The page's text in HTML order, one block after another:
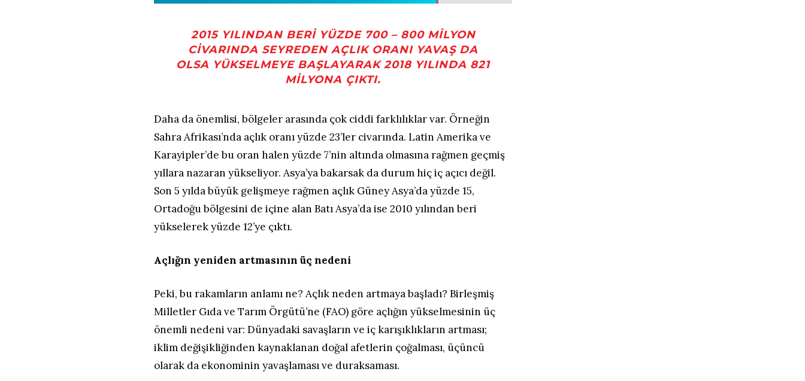
2015 YILINDAN BERI YÜZDE 700 – 800 MILYON
CIVARINDA SEYREDEN AÇLIK ORANI YAVAŞ DA
OLSA YÜKSELMEYE BAŞLAYARAK 2018 YILINDA 821
MILYONA ÇIKTI.
Daha da önemlisi, bölgeler arasında çok ciddi farklılıklar var. Örneğin
Sahra Afrikası’nda açlık oranı yüzde 23’ler civarında. Latin Amerika ve
Karayipler’de bu oran halen yüzde 7’nin altında olmasına rağmen geçmiş
yıllara nazaran yükseliyor. Asya’ya bakarsak da durum hiç iç açıcı değil.
Son 5 yılda büyük gelişmeye rağmen açlık Güney Asya’da yüzde 15,
Ortadoğu bölgesini de içine alan Batı Asya’da ise 2010 yılından beri
yükselerek yüzde 12’ye çıktı.
Açlığın yeniden artmasının üç nedeni
Peki, bu rakamların anlamı ne? Açlık neden artmaya başladı? Birleşmiş
Milletler Gıda ve Tarım Örgütü’ne (FAO) göre açlığın yükselmesinin üç
önemli nedeni var: Dünyadaki savaşların ve iç karışıklıkların artması;
iklim değişikliğinden kaynaklanan doğal afetlerin çoğalması, üçüncü
olarak da ekonominin yavaşlaması ve duraksaması.